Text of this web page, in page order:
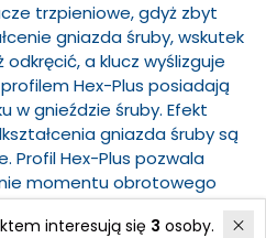
trzpieniowe, gdyż zbyt
gniazda śruby, wskutek
a klucz wyślizguje
Hex-Plus posiadają
w gnieździe śruby. Efekt
gniazda śruby są
Profil Hex-Plus pozwala
momentu obrotowego
interesują się 3 osoby.